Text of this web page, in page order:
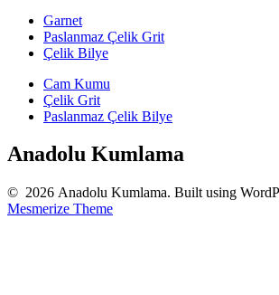
Garnet
Paslanmaz Çelik Grit
Çelik Bilye
Cam Kumu
Çelik Grit
Paslanmaz Çelik Bilye
Anadolu Kumlama
© 2026 Anadolu Kumlama. Built using
Mesmerize Theme